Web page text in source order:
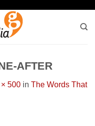
AFTER
500 in The Words That